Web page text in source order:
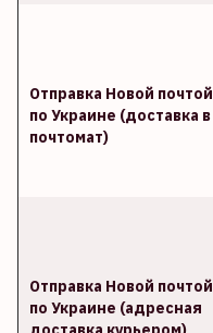
Отправка Новой почтой
по Украине (доставка в
почтомат)
Отправка Новой почтой
по Украине (адресная